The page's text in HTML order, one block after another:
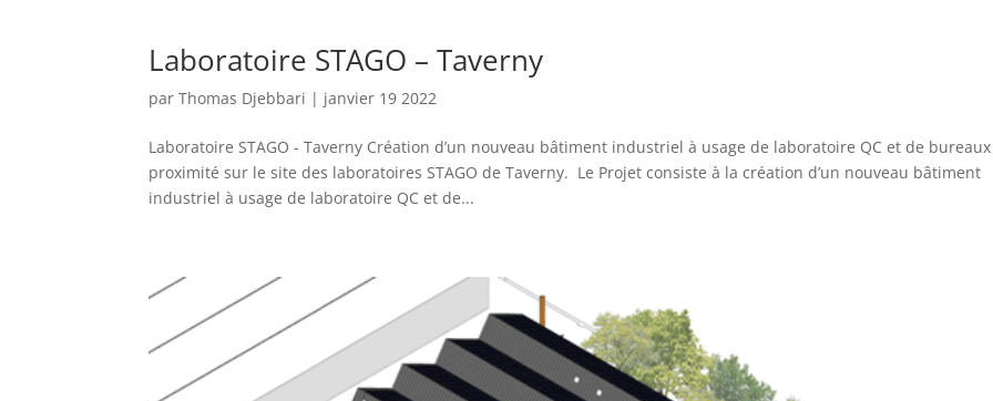
Laboratoire STAGO – Taverny
parThomas Djebbari | janvier 19 2022
Laboratoire STAGO - Taverny Création d’un nouveau bâtiment industriel à usage de laboratoire QC et de
proximité sur le site des laboratoires STAGO de Taverny. Le Projet consiste à la création d’un nouveau bâtiment
industriel à usage de laboratoire QC et de...